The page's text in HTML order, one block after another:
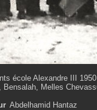
école Alexandre III 1950
Melles
Abdelhamid Hantaz